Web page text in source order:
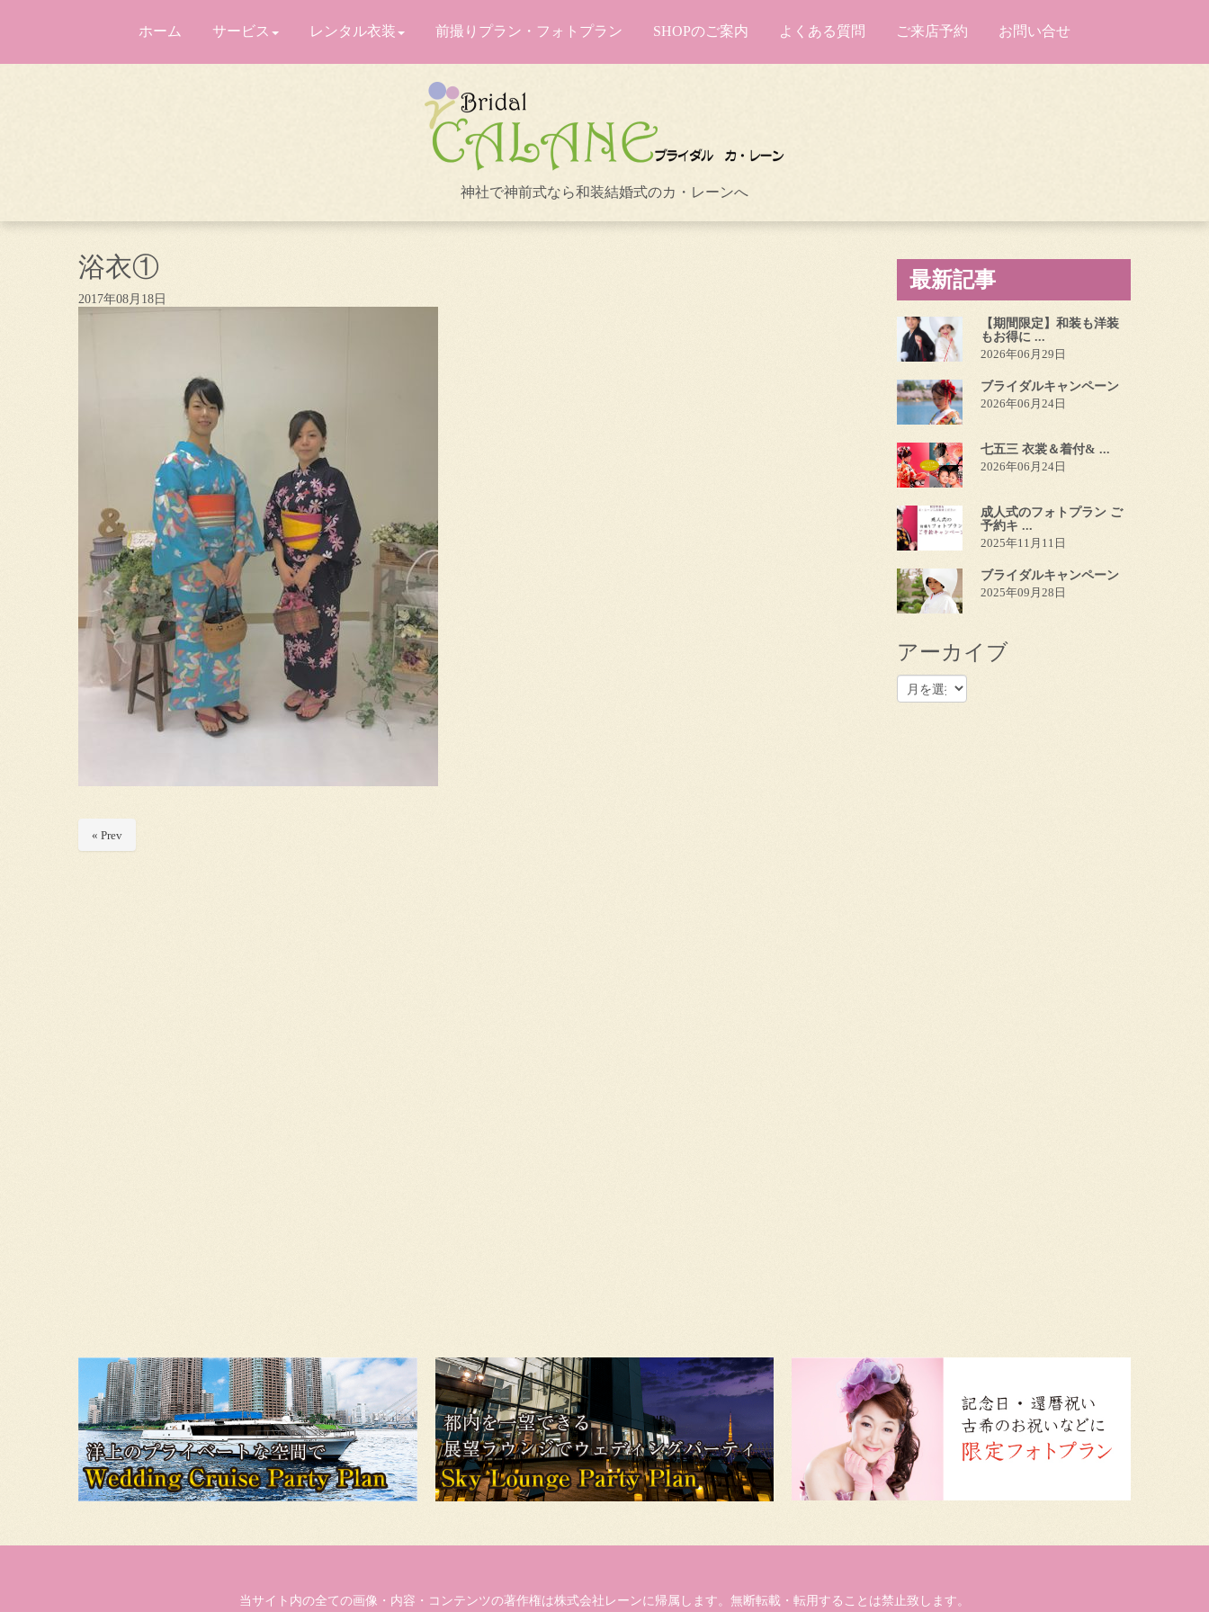
ホーム サービス レンタル衣装 前撮りプラン・フォトプラン SHOPのご案内 よくある質問 ご来店予約 お問い合せ
神社で神前式なら和装結婚式のカ・レーンへ
浴衣①
2017年08月18日
« Prev
最新記事
【期間限定】和装も洋装
もお得に ...
2026年06月29日
ブライダルキャンペーン
2026年06月24日
七五三 衣裳＆着付& ...
2026年06月24日
成人式のフォトプラン ご
予約キ ...
2025年11月11日
ブライダルキャンペーン
2025年09月28日
アーカイブ
当サイト内の全ての画像・内容・コンテンツの著作権は株式会社レーンに帰属します。無断転載・転用することは禁止致します。